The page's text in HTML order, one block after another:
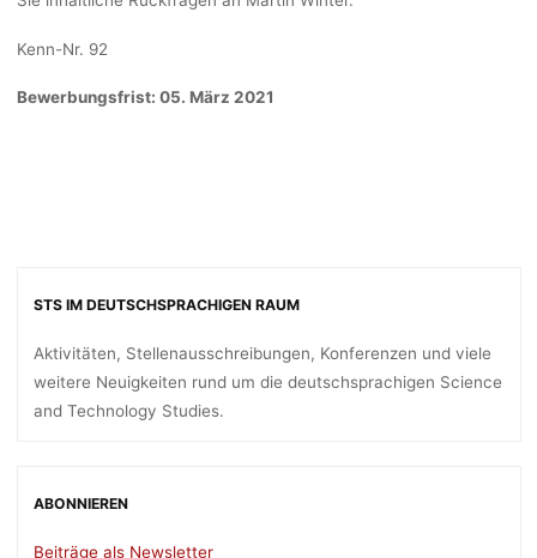
Kenn-Nr. 92
Bewerbungsfrist: 05. März 2021
STS IM DEUTSCHSPRACHIGEN RAUM
Aktivitäten, Stellenausschreibungen, Konferenzen und viele
weitere Neuigkeiten rund um die deutschsprachigen Science
and Technology Studies.
ABONNIEREN
Beiträge als Newsletter